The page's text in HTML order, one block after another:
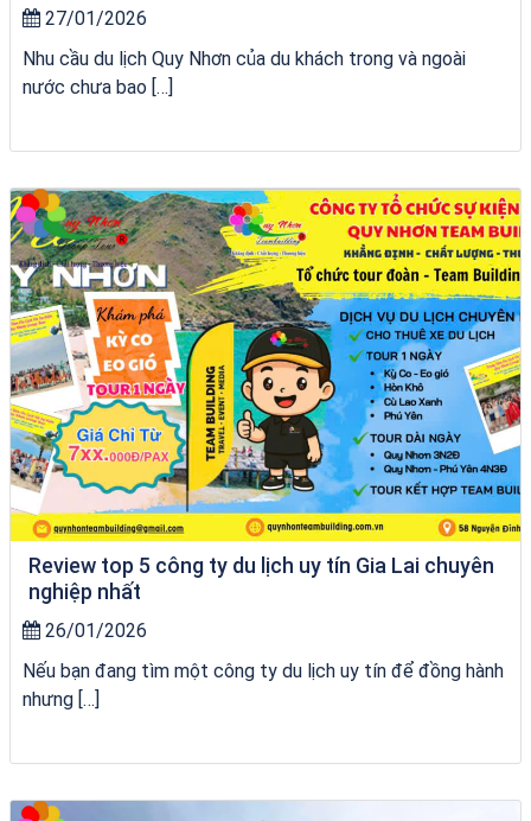
27/01/2026
Nhu cầu du lịch Quy Nhơn của du khách trong và ngoài
nước chưa bao […]
du thuyền trên biển Quy Nhơn
Review top 5 công ty du lịch uy tín Gia Lai chuyên
nghiệp nhất
26/01/2026
Nếu bạn đang tìm một công ty du lịch uy tín để đồng hành
nhưng […]